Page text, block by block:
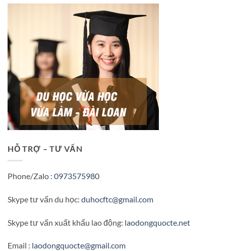
HỖ TRỢ – TƯ VẤN
Phone/Zalo : 0973575980
Skype tư vấn du học: duhocftc@gmail.com
Skype tư vấn xuất khẩu lao động: laodongquocte.net
Email : laodongquocte@gmail.com